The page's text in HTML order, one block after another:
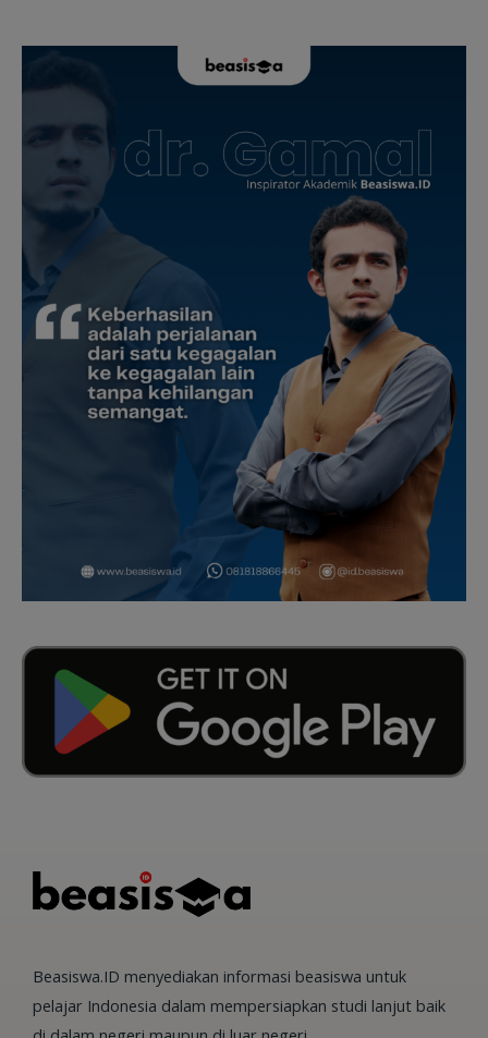
Beasiswa.ID menyediakan informasi beasiswa untuk
pelajar Indonesia dalam mempersiapkan studi lanjut baik